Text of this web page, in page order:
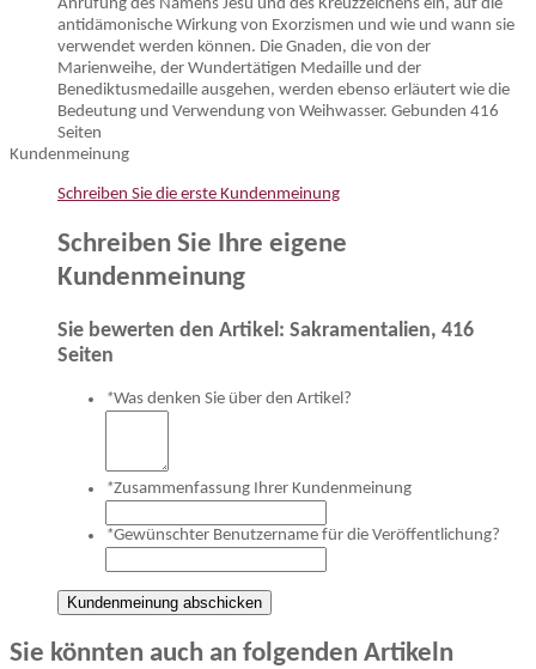
Anrufung des Namens Jesu und des Kreuzzeichens ein, auf die
antidämonische Wirkung von Exorzismen und wie und wann sie
verwendet werden können. Die Gnaden, die von der
Marienweihe, der Wundertätigen Medaille und der
Benediktusmedaille ausgehen, werden ebenso erläutert wie die
Bedeutung und Verwendung von Weihwasser. Gebunden 416
Seiten
Kundenmeinung
Schreiben Sie die erste Kundenmeinung
Schreiben Sie Ihre eigene
Kundenmeinung
Sie bewerten den Artikel: Sakramentalien, 416
Seiten
*Was denken Sie über den Artikel?
*Zusammenfassung Ihrer Kundenmeinung
*Gewünschter Benutzername für die Veröffentlichung?
Kundenmeinung abschicken
Sie könnten auch an folgenden Artikeln